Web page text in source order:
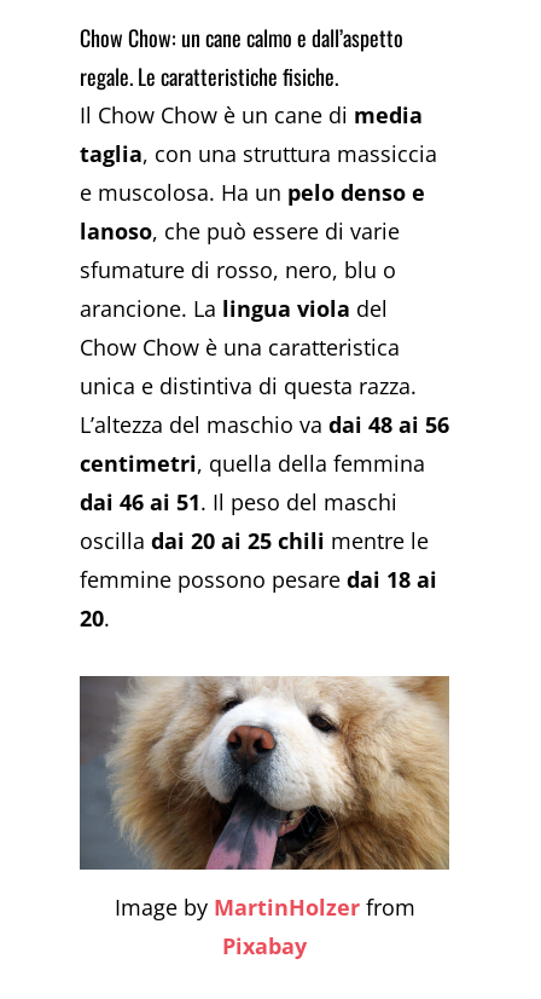
Chow Chow: un cane calmo e dall’aspetto
regale. Le caratteristiche fisiche.
Il Chow Chow è un cane di media
taglia, con una struttura massiccia
e muscolosa. Ha un pelo denso e
lanoso, che può essere di varie
sfumature di rosso, nero, blu o
arancione. La lingua viola del
Chow Chow è una caratteristica
unica e distintiva di questa razza.
L’altezza del maschio vadai 48 ai 56
centimetri, quella della femmina
dai 46 ai 51. Il peso del maschi
oscilladai 20 ai 25 chili mentre le
femmine possono pesaredai 18 ai
20.
Image by MartinHolzerfrom
Pixabay